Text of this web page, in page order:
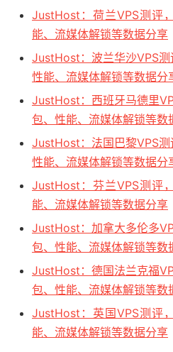
JustHost：荷兰VPS测评
能、流媒体解锁等数据分享
JustHost：波兰华沙VPS测
性能、流媒体解锁等数据分
JustHost：西班牙马德里
包、性能、流媒体解锁等数
JustHost：法国巴黎VPS测
性能、流媒体解锁等数据分
JustHost：芬兰VPS测评
能、流媒体解锁等数据分享
JustHost：加拿大多伦多
包、性能、流媒体解锁等数
JustHost：德国法兰克福
包、性能、流媒体解锁等数
JustHost：英国VPS测评
能、流媒体解锁等数据分享